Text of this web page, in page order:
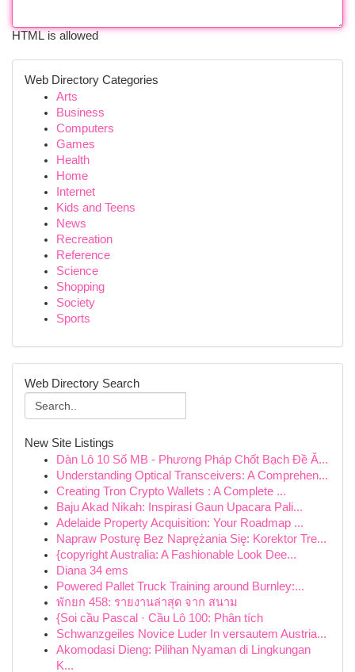
HTML is allowed
Web Directory Categories
Arts
Business
Computers
Games
Health
Home
Internet
Kids and Teens
News
Recreation
Reference
Science
Shopping
Society
Sports
Web Directory Search
New Site Listings
Dàn Lô 10 Số MB - Phương Pháp Chốt Bạch Đề Ă...
Understanding Optical Transceivers: A Comprehen...
Creating Tron Crypto Wallets : A Complete ...
Baju Akad Nikah: Inspirasi Gaun Upacara Pali...
Adelaide Property Acquisition: Your Roadmap ...
Napraw Posturę Bez Naprężania Się: Korektor Tre...
{copyright Australia: A Fashionable Look Dee...
Diana 34 ems
Powered Pallet Truck Training around Burnley:...
พักยก 458: รายงานล่าสุด จาก สนาม
{Soi cầu Pascal · Cầu Lô 100: Phân tích
Schwanzgeiles Novice Luder In versautem Austria...
Akomodasi Dieng: Pilihan Nyaman di Lingkungan
K...